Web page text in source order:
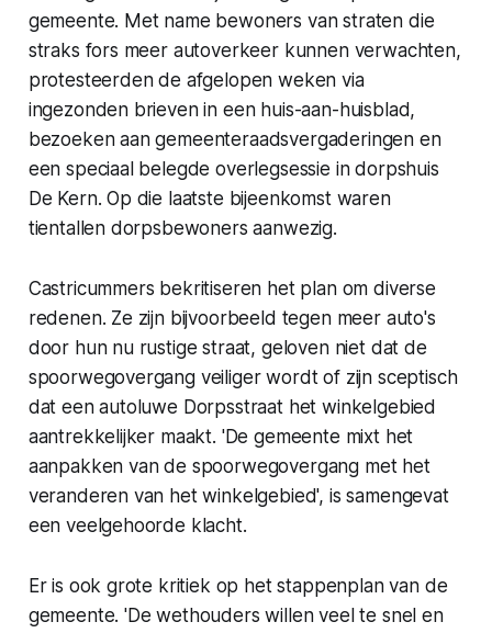
gemeente. Met name bewoners van straten die
straks fors meer autoverkeer kunnen verwachten,
protesteerden de afgelopen weken via
ingezonden brieven in een huis-aan-huisblad,
bezoeken aan gemeenteraadsvergaderingen en
een speciaal belegde overlegsessie in dorpshuis
De Kern. Op die laatste bijeenkomst waren
tientallen dorpsbewoners aanwezig.
Castricummers bekritiseren het plan om diverse
redenen. Ze zijn bijvoorbeeld tegen meer auto's
door hun nu rustige straat, geloven niet dat de
spoorwegovergang veiliger wordt of zijn sceptisch
dat een autoluwe Dorpsstraat het winkelgebied
aantrekkelijker maakt. 'De gemeente mixt het
aanpakken van de spoorwegovergang met het
veranderen van het winkelgebied', is samengevat
een veelgehoorde klacht.
Er is ook grote kritiek op het stappenplan van de
gemeente. 'De wethouders willen veel te snel en